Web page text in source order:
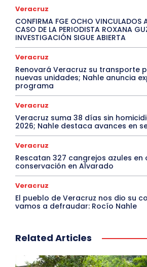
Veracruz
CONFIRMA FGE OCHO VINCULADOS
CASO DE LA PERIODISTA ROXANA
INVESTIGACIÓN SIGUE ABIERTA
Veracruz
Renovará Veracruz su transporte
nuevas unidades; Nahle anuncia
programa
Veracruz
Veracruz suma 38 días sin
2026; Nahle destaca avances en
Veracruz
Rescatan 327 cangrejos azules
conservación en Alvarado
Veracruz
El pueblo de Veracruz nos dio su
vamos a defraudar: Rocío Nahle
Related Articles